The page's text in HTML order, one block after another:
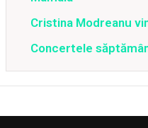
Cristina Modreanu
Concertele